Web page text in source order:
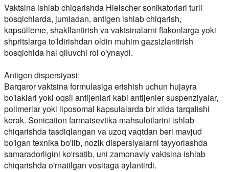
Vaktsina ishlab chiqarishda Hielscher sonikatorlari turli
bosqichlarda, jumladan, antigen ishlab chiqarish,
kapsülleme, shakllantirish va vaktsinalarni flakonlarga yoki
shpritslarga to'ldirishdan oldin muhim gazsizlantirish
bosqichida hal qiluvchi rol o'ynaydi.
Antigen dispersiyasi:
Barqaror vaktsina formulasiga erishish uchun hujayra
bo'laklari yoki oqsil antijenlari kabi antijenler suspenziyalar,
polimerlar yoki liposomal kapsulalarda bir xilda tarqalishi
kerak. Sonication farmatsevtika mahsulotlarini ishlab
chiqarishda tasdiqlangan va uzoq vaqtdan beri mavjud
bo'lgan texnika bo'lib, nozik dispersiyalarni tayyorlashda
samaradorligini ko'rsatib, uni zamonaviy vaktsina ishlab
chiqarishda o'rnatilgan vositaga aylantirdi.